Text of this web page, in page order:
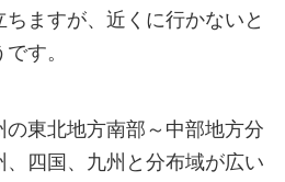
ますが、近くに行かないと
す。
の東北地方南部～中部地方分
四国、九州と分布域が広い